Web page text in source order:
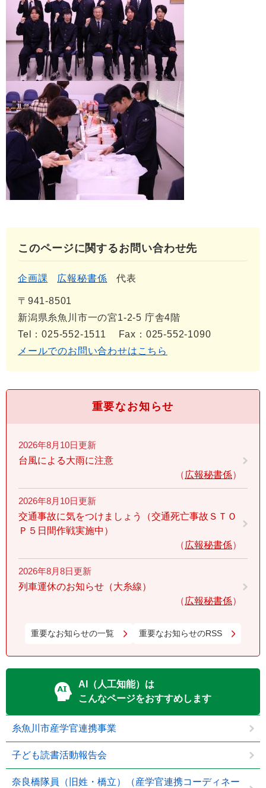
このページに関するお問い合わせ先
企画課 広報秘書係 代表
〒941-8501
新潟県糸魚川市一の宮1-2-5 庁舎4階
Tel：025-552-1511
Fax：025-552-1090
メールでのお問い合わせはこちら
重要なお知らせ
2026年8月10日更新
台風による大雨に注意
広報秘書係
2026年8月10日更新
交通事故に気をつけましょう（交通死亡事故ＳＴＯ
Ｐ５日間作戦実施中）
広報秘書係
2026年8月8日更新
列車運休のお知らせ（大糸線）
広報秘書係
重要なお知らせの一覧 重要なお知らせのRSS
AI（人工知能）は
こんなページをおすすめします
糸魚川市産学官連携事業
子ども読書活動報告会
奈良橋隊員（旧姓・橋立）（産学官連携コーディネー